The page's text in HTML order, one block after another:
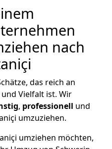
nach
das reich an
Vielfalt ist. Wir
, professionell und
umzuziehen.
umziehen möchten,